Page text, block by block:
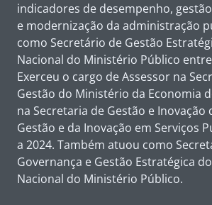
indicadores de desempenho,
e modernização da administração
como Secretário de Gestão
Nacional do Ministério Público entre
Exerceu o cargo de Assessor na
Gestão do Ministério da Economia
na Secretaria de Gestão e
Gestão e da Inovação em Serviços
a 2024. Também atuou como
Governança e Gestão Estratégica
Nacional do Ministério Público.